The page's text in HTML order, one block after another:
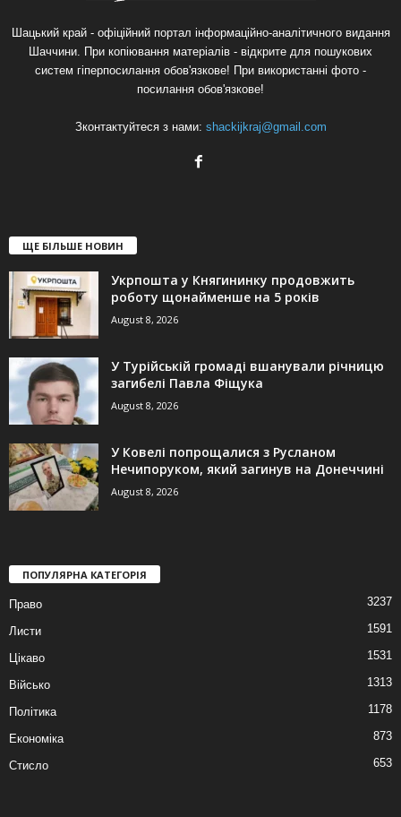
Шацький край - офіційний портал інформаційно-аналітичного видання
Шаччини. При копіювання матеріалів - відкрите для пошукових
систем гіперпосилання обов'язкове! При використанні фото -
посилання обов'язкове!
Зконтактуйтеся з нами: shackijkraj@gmail.com
ЩЕ БІЛЬШЕ НОВИН
Укрпошта у Княгининку продовжить
роботу щонайменше на 5 років
August 8, 2026
У Турійській громаді вшанували річницю
загибелі Павла Фіщука
August 8, 2026
У Ковелі попрощалися з Русланом
Нечипоруком, який загинув на Донеччині
August 8, 2026
ПОПУЛЯРНА КАТЕГОРІЯ
Право 3237
Листи 1591
Цікаво 1531
Військо 1313
Політика 1178
Економіка 873
Стисло 653